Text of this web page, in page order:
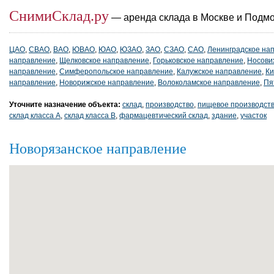
СнимиСклад.ру — аренда склада в Москве и
ЦАО, СВАО, ВАО, ЮВАО, ЮАО, ЮЗАО, ЗАО, СЗАО, САО, Ленинградское
направление, Щелковское направление, Горьковское направление,
направление, Симферопольское направление, Калужское направление,
направление, Новорижское направление, Волоколамское направление,
Уточните назначение объекта: склад, производство, пищевое
склад класса A, склад класса B, фармацевтический склад, здание, участок
Новорязанское направление